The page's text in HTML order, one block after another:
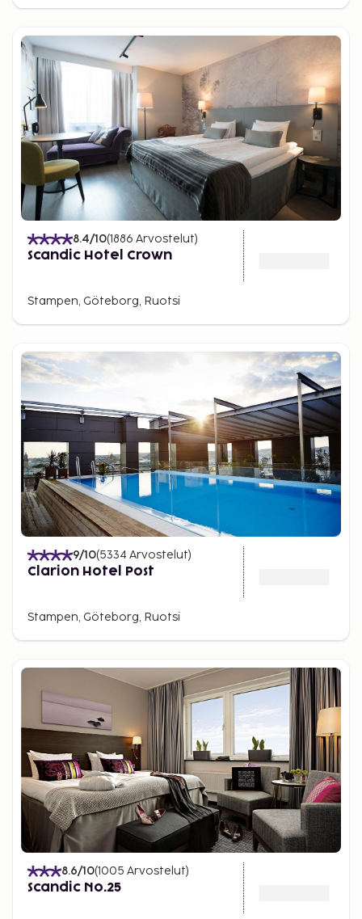
8.4/10(1886 Arvostelut)
Scandic Hotel Crown
Stampen, Göteborg, Ruotsi
9/10(5334 Arvostelut)
Clarion Hotel Post
Stampen, Göteborg, Ruotsi
8.6/10(1005 Arvostelut)
Scandic No.25